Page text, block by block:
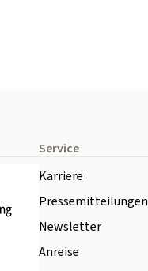
Service
Karriere
Pressemitteilungen
Newsletter
Anreise